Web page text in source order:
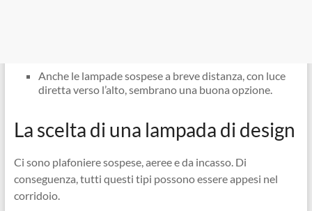
Anche le lampade sospese a breve distanza, con luce
diretta verso l’alto, sembrano una buona opzione.
La scelta di una lampada di design
Ci sono plafoniere sospese, aeree e da incasso. Di
conseguenza, tutti questi tipi possono essere appesi nel
corridoio.